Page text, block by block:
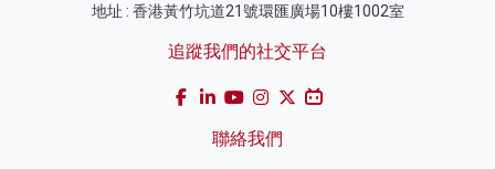
地址 : 香港黃竹坑道21號環匯廣場10樓1002室
追蹤我們的社交平台
聯絡我們